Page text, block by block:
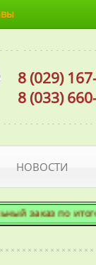
8 (029)
8 (033)
НОВОСТИ
заказ по